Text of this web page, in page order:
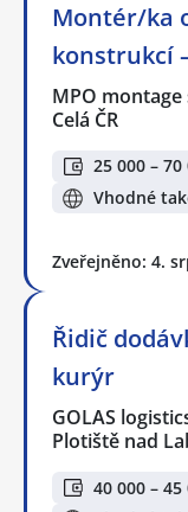
Montér/ka
konstrukcí
MPO montage
Celá ČR
25 000 – 70
Vhodné
Zveřejněno: 4.
Řidič
kurýr
GOLAS
Plotiště nad
40 000 – 45